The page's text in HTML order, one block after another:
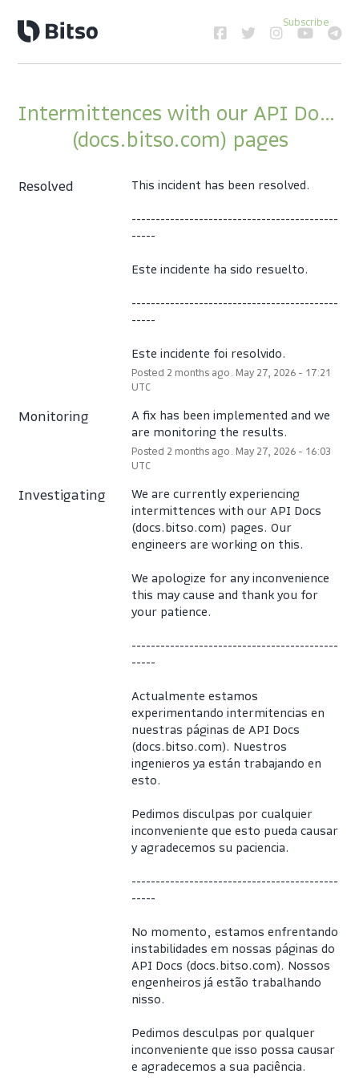
Subscribe
Intermittences with our API Docs
(docs.bitso.com) pages
Resolved This incident has been resolved.
-------------------------------------------
-----
Este incidente ha sido resuelto.
-------------------------------------------
-----
Este incidente foi resolvido.
Posted 2 months ago. May 27, 2026- 17:21
UTC
Monitoring
A fix has been implemented and we
are monitoring the results.
Posted 2 months ago. May 27, 2026- 16:03
UTC
Investigating
We are currently experiencing
intermittences with our API Docs
(docs.bitso.com) pages. Our
engineers are working on this.
We apologize for any inconvenience
this may cause and thank you for
your patience.
-------------------------------------------
-----
Actualmente estamos
experimentando intermitencias en
nuestras páginas de API Docs
(docs.bitso.com). Nuestros
ingenieros ya están trabajando en
esto.
Pedimos disculpas por cualquier
inconveniente que esto pueda causar
y agradecemos su paciencia.
-------------------------------------------
-----
No momento, estamos enfrentando
instabilidades em nossas páginas do
API Docs (docs.bitso.com). Nossos
engenheiros já estão trabalhando
nisso.
Pedimos desculpas por qualquer
inconveniente que isso possa causar
e agradecemos a sua paciência.